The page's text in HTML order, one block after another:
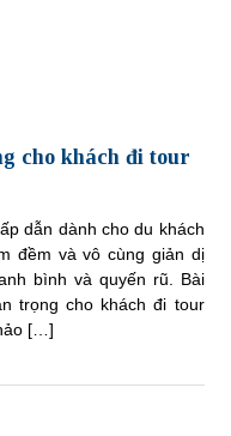
cho khách đi tour
dẫn dành cho du khách
đềm và vô cùng giản dị
bình và quyến rũ. Bài
trọng cho khách đi tour
[…]